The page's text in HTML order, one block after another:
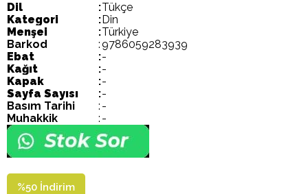
Dil :Tükçe
Kategori
:Din
Menşei
:Türkiye
Barkod
:9786059283939
Ebat
:-
Kağıt
:-
Kapak
:-
Sayfa Sayısı
:-
Basım Tarihi
: -
Muhakkik
: -
%50 İndirim